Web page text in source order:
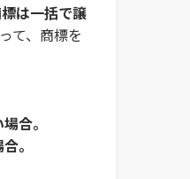
は一括で譲
て、商標を
合。
。